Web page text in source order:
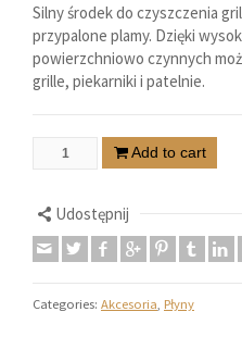
Silny środek do czyszczenia
przypalone plamy. Dzięki
powierzchniowo czynnych
grille, piekarniki i patelnie.
Add to cart
Udostępnij
Categories: Akcesoria Płyny